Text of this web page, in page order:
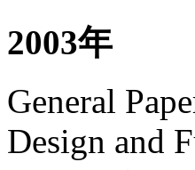
2003年
General
Design and